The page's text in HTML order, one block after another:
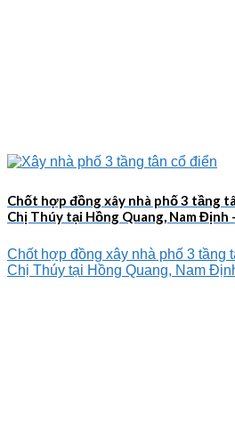
Chốt hợp đồng xây nhà phố 3 tầng
Chị Thúy tại Hồng Quang, Nam Định
Chốt hợp đồng xây nhà phố 3 tầng
Chị Thúy tại Hồng Quang, Nam